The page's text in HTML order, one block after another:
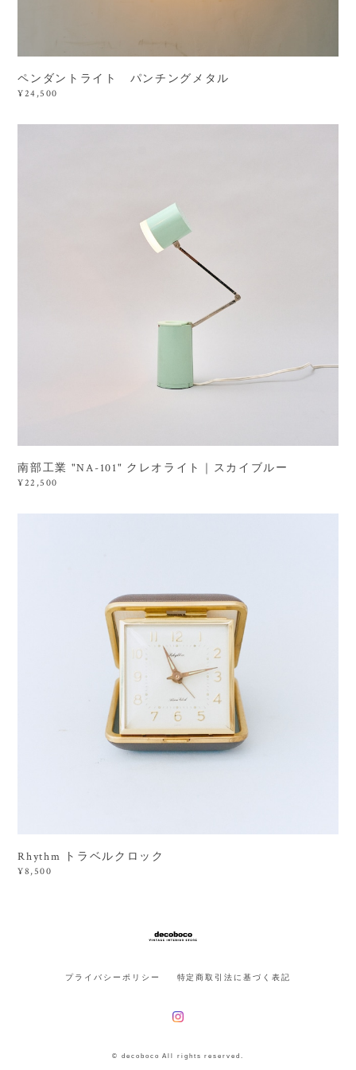
ペンダントライト パンチングメタル
¥24,500
南部工業 "NA-101" クレオライト｜スカイブルー
¥22,500
Rhythm トラベルクロック
¥8,500
プライバシーポリシー 特定商取引法に基づく表記
© decoboco All rights reserved.